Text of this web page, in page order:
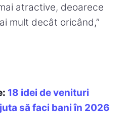
atractive, deoarece
mult decât oricând,”
18 idei de venituri
să faci bani în 2026